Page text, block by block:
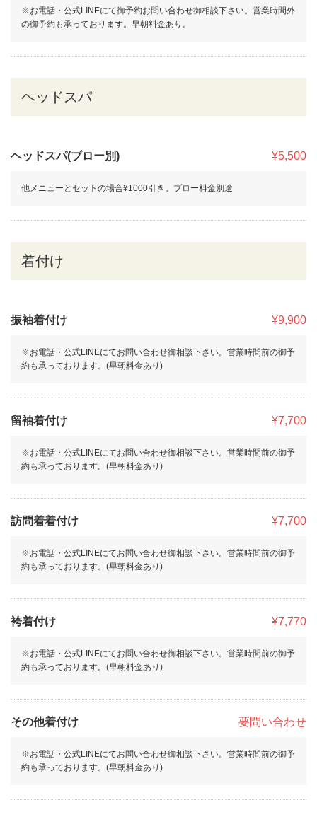
※お電話・公式LINEにて御予約お問い合わせ御相談下さい。営業時間外
の御予約も承っております。早朝料金あり。
ヘッドスパ
ヘッドスパ(ブロー別) ¥5,500
他メニューとセットの場合¥1000引き。ブロー料金別途
着付け
振袖着付け ¥9,900
※お電話・公式LINEにてお問い合わせ御相談下さい。営業時間前の御予
約も承っております。(早朝料金あり)
留袖着付け ¥7,700
※お電話・公式LINEにてお問い合わせ御相談下さい。営業時間前の御予
約も承っております。(早朝料金あり)
訪問着着付け ¥7,700
※お電話・公式LINEにてお問い合わせ御相談下さい。営業時間前の御予
約も承っております。(早朝料金あり)
袴着付け ¥7,770
※お電話・公式LINEにてお問い合わせ御相談下さい。営業時間前の御予
約も承っております。(早朝料金あり)
その他着付け 要問い合わせ
※お電話・公式LINEにてお問い合わせ御相談下さい。営業時間前の御予
約も承っております。(早朝料金あり)